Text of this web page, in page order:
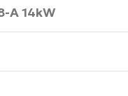
A 14kW